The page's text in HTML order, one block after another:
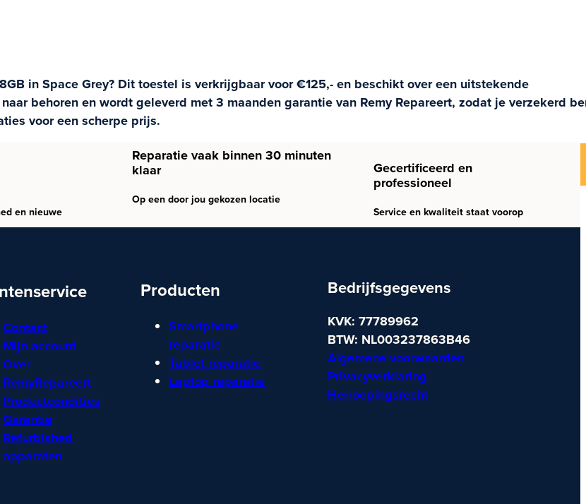
in Space Grey? Dit toestel is verkrijgbaar voor €125,- en beschikt over een uitstekende
behoren en wordt geleverd met 3 maanden garantie van Remy Repareert, zodat je verzekerd
voor een scherpe prijs.
en nieuwe
Reparatie vaak binnen 30 minuten
klaar
Op een door jou gekozen locatie
Gecertificeerd en
professioneel
Service en kwaliteit staat voorop
Contact
Mijn account
Over
RemyRepareert
Productcondities
Garantie
Refurbished
apparaten
Producten
Smartphone
reparatie
Tablet reparatie
Laptop reparatie
Bedrijfsgegevens
KVK: 77789962
BTW: NL003237863B46
Algemene voorwaarden
Privacyverklaring
Herroepingsrecht